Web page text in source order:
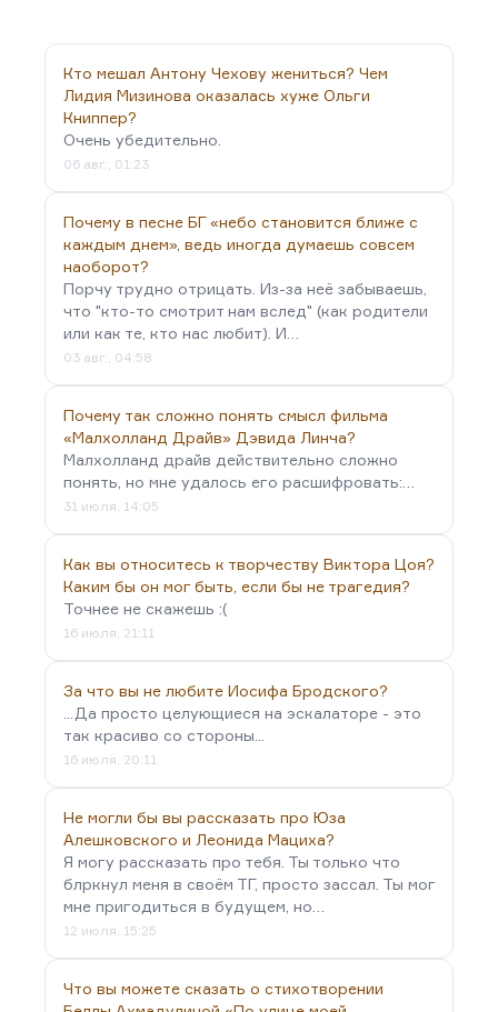
Стругацких — очень трудно себе это представить.
Я не могу себе представить режиссера, который
мог бы построить такой мир. Разве что снять
«Обитаемый…
Кто мешал Антону Чехову жениться? Чем
Лидия Мизинова оказалась хуже Ольги
Книппер?
Очень убедительно.
06 авг., 01:23
Почему в песне БГ «небо становится ближе с
каждым днем», ведь иногда думаешь совсем
наоборот?
Порчу трудно отрицать. Из-за неё забываешь,
что "кто-то смотрит нам вслед" (как родители
или как те, кто нас любит). И…
03 авг., 04:58
Почему так сложно понять смысл фильма
«Малхолланд Драйв» Дэвида Линча?
Малхолланд драйв действительно сложно
понять, но мне удалось его расшифровать:…
31 июля, 14:05
Как вы относитесь к творчеству Виктора Цоя?
Каким бы он мог быть, если бы не трагедия?
Точнее не скажешь :(
16 июля, 21:11
За что вы не любите Иосифа Бродского?
...Да просто целующиеся на эскалаторе - это
так красиво со стороны...
16 июля, 20:11
Не могли бы вы рассказать про Юза
Алешковского и Леонида Мациха?
Я могу рассказать про тебя. Ты только что
блркнул меня в своём ТГ, просто зассал. Ты мог
мне пригодиться в будущем, но…
12 июля, 15:25
Что вы можете сказать о стихотворении